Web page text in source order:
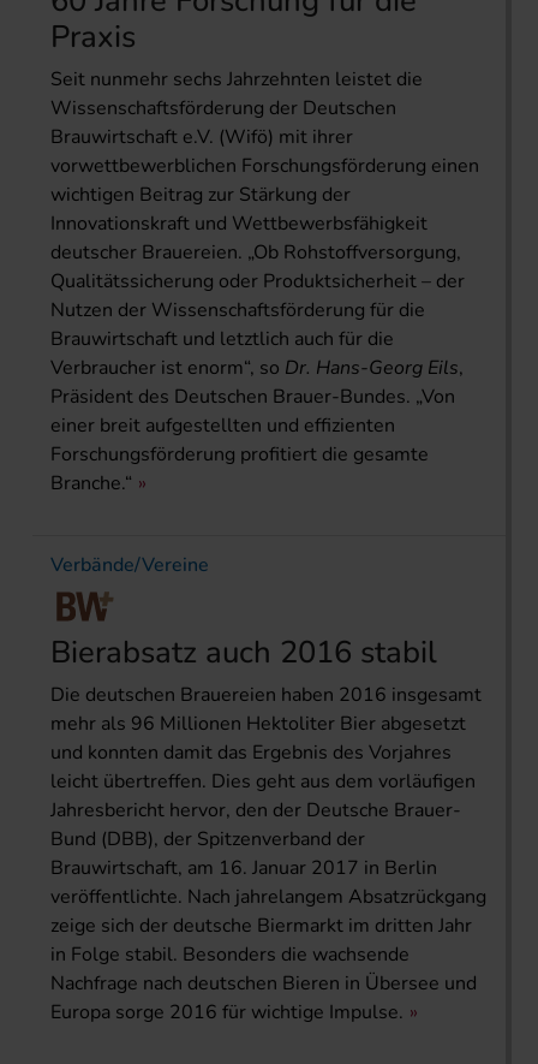
Praxis
Seit nunmehr sechs Jahrzehnten leistet die
Wissenschaftsförderung der Deutschen
Brauwirtschaft e.V. (Wifö) mit ihrer
vorwettbewerblichen Forschungsförderung einen
wichtigen Beitrag zur Stärkung der
Innovationskraft und Wettbewerbsfähigkeit
deutscher Brauereien. „Ob Rohstoffversorgung,
Qualitätssicherung oder Produktsicherheit – der
Nutzen der Wissenschaftsförderung für die
Brauwirtschaft und letztlich auch für die
Verbraucher ist enorm“, so Dr. Hans-Georg Eils,
Präsident des Deutschen Brauer-Bundes. „Von
einer breit aufgestellten und effizienten
Forschungsförderung profitiert die gesamte
Branche.“
Verbände/Vereine
Bierabsatz auch 2016 stabil
Die deutschen Brauereien haben 2016 insgesamt
mehr als 96 Millionen Hektoliter Bier abgesetzt
und konnten damit das Ergebnis des Vorjahres
leicht übertreffen. Dies geht aus dem vorläufigen
Jahresbericht hervor, den der Deutsche Brauer-
Bund (DBB), der Spitzenverband der
Brauwirtschaft, am 16. Januar 2017 in Berlin
veröffentlichte. Nach jahrelangem Absatzrückgang
zeige sich der deutsche Biermarkt im dritten Jahr
in Folge stabil. Besonders die wachsende
Nachfrage nach deutschen Bieren in Übersee und
Europa sorge 2016 für wichtige Impulse.